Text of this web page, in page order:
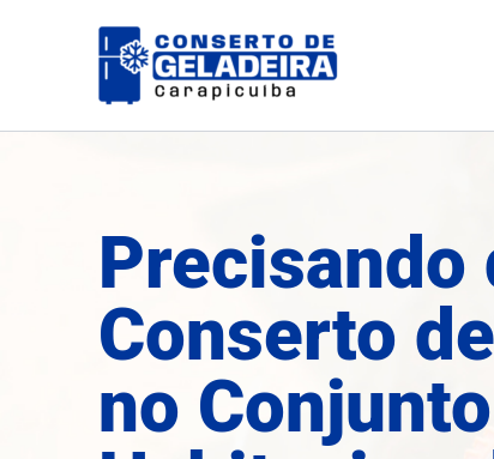
Precisando
Conserto
no Conjunto